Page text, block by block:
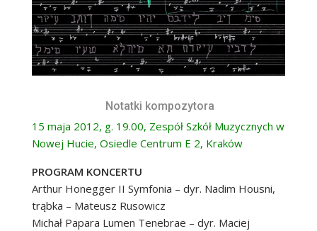
Notatki kompozytora
15 maja 2012, g. 19.00, Zespół Szkół Muzycznych w
Nowej Hucie, Osiedle Centrum E 2, Kraków
PROGRAM KONCERTU
Arthur Honegger II Symfonia – dyr. Nadim Housni,
trąbka – Mateusz Rusowicz
Michał Papara Lumen Tenebrae – dyr. Maciej